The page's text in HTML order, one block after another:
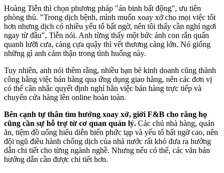
Hoàng Tiễn thì chọn phương pháp "án binh bất động", ưu tiên
phòng thủ. "Trong dịch bệnh, mình muốn xoay xở cho mọi việc tốt
hơn nhưng dịch có nhiều yếu tố bất ngờ, nên tôi thấy cần nghỉ ngơi
ngay từ đầu", Tiễn nói. Anh từng thấy một bức ảnh con rắn quấn
quanh lưỡi cưa, càng cựa quậy thì vết thương càng lớn. Nó giống
những gì anh cảm thận trong tình huống này.
Tuy nhiên, anh nói thêm rằng, nhiều bạn bè kinh doanh cũng thành
công bằng việc bán hàng qua ứng dụng giao hàng, nên các đơn vị
có thể cân nhắc quyết định nghỉ hẳn việc bán hàng trực tiếp và
chuyển cửa hàng lên online hoàn toàn.
Bên cạnh tự thân tìm hướng xoay xở, giới F&B cho rằng họ
cũng cần sự hỗ trợ từ cơ quan quản lý. Các chủ nhà hàng, quán
ăn, tiệm đồ uống hiểu diễn biến phức tạp và yếu tố bất ngờ cao, nên
đội ngũ điều hành chống dịch của nhà nước rất khó đưa ra hướng
dẫn chi tiết cho từng ngành nghề. Nhưng nếu có thể, các văn bản
hướng dẫn cần được chi tiết hơn.